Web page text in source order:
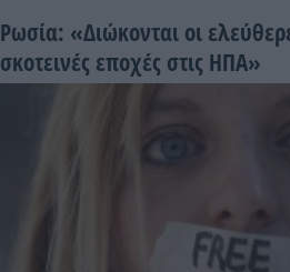
Ρωσία: «Διώκονται οι
σκοτεινές εποχές στις ΗΠΑ»